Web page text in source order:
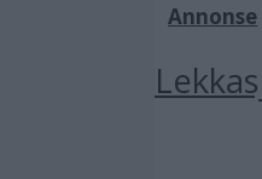
Annonse